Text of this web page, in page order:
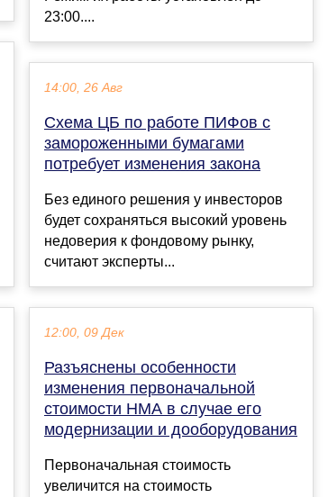
23:00....
14:00, 26 Авг
Схема ЦБ по работе ПИФов с
замороженными бумагами
потребует изменения закона
Без единого решения у инвесторов
будет сохраняться высокий уровень
недоверия к фондовому рынку,
считают эксперты...
12:00, 09 Дек
Разъяснены особенности
изменения первоначальной
стоимости НМА в случае его
модернизации и дооборудования
Первоначальная стоимость
увеличится на стоимость